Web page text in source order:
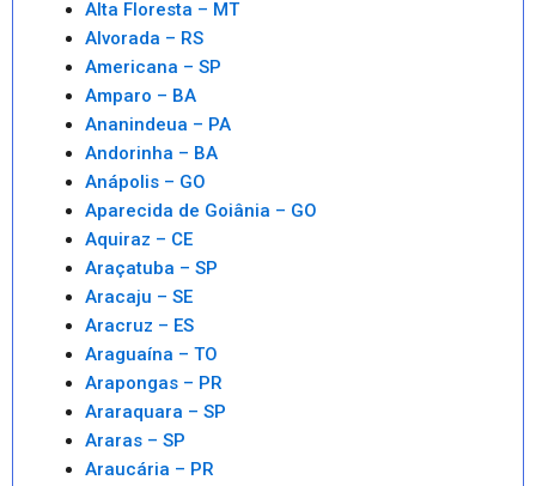
Alta Floresta – MT
Alvorada – RS
Americana – SP
Amparo – BA
Ananindeua – PA
Andorinha – BA
Anápolis – GO
Aparecida de Goiânia – GO
Aquiraz – CE
Araçatuba – SP
Aracaju – SE
Aracruz – ES
Araguaína – TO
Arapongas – PR
Araraquara – SP
Araras – SP
Araucária – PR